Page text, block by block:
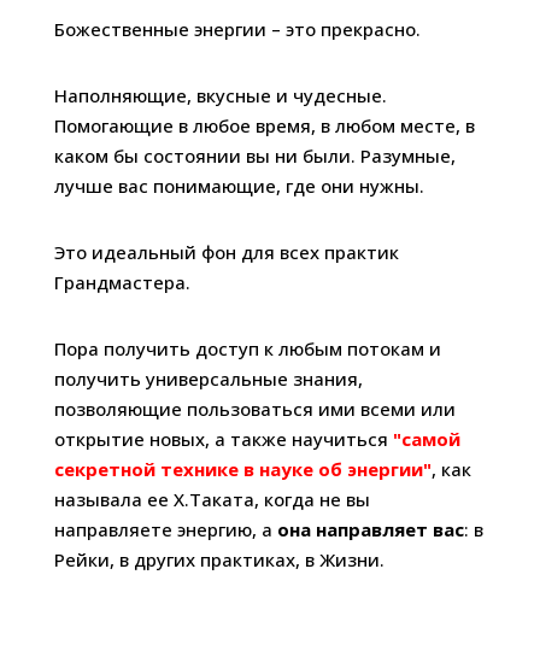
Божественные энергии – это прекрасно.
Наполняющие, вкусные и чудесные.
Помогающие в любое время, в любом месте, в
каком бы состоянии вы ни были. Разумные,
лучше вас понимающие, где они нужны.
Это идеальный фон для всех практик
Грандмастера.
Пора получить доступ к любым потокам и
получить универсальные знания,
позволяющие пользоваться ими всеми или
открытие новых, а также научиться "самой
секретной технике в науке об энергии", как
называла ее Х.Таката, когда не вы
направляете энергию, а она направляет вас: в
Рейки, в других практиках, в Жизни.